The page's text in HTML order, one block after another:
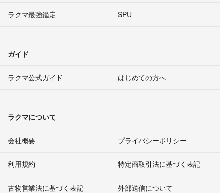
ラクマ最強鑑定
SPU
ガイド
ラクマ公式ガイド はじめての方へ
ラクマについて
会社概要 プライバシーポリシー
利用規約 特定商取引法に基づく表記
古物営業法に基づく表記 外部送信について